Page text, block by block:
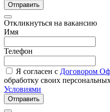
Отправить
Откликнуться на вакансию
Имя
Телефон
Я согласен с Договором
обработку своих
Условиями
Отправить